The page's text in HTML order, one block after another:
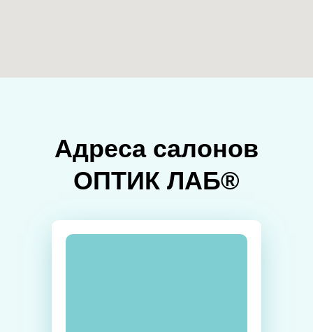
Адреса салонов
ОПТИК ЛАБ®